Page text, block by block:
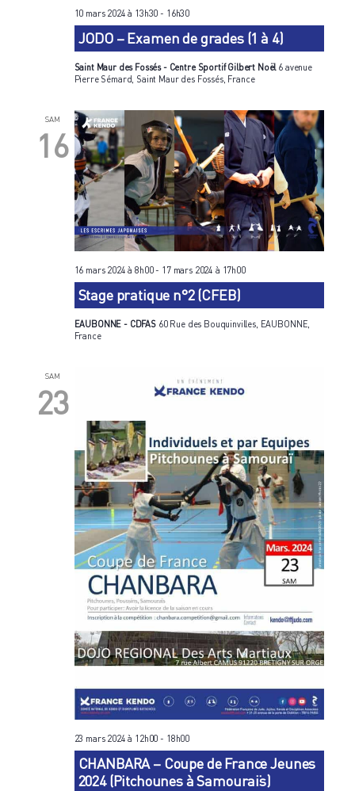
JODO – Examen de grades (1 à 4)
10 mars 2024 à 13h30 - 16h30
Saint Maur des Fossés - Centre Sportif Gilbert Noël 6 avenue
Pierre Sémard, Saint Maur des Fossés, France
SAM
16
Stage pratique n°2 (CFEB)
16 mars 2024 à 8h00- 17 mars 2024 à 17h00
EAUBONNE - CDFAS 60 Rue des Bouquinvilles, EAUBONNE,
France
SAM
23
CHANBARA – Coupe de France Jeunes
2024 (Pitchounes à Samouraïs)
23 mars 2024 à 12h00 - 18h00